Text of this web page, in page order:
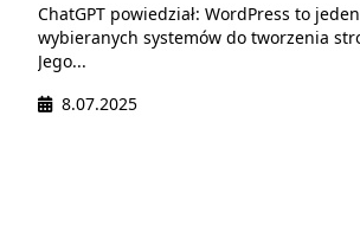
ChatGPT powiedział: WordPress to
wybieranych systemów do tworzenia
Jego...
8.07.2025